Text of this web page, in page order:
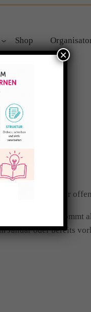
Shop
meinen Tag der
vorstellen. Kommt
Januar oder bereits
×